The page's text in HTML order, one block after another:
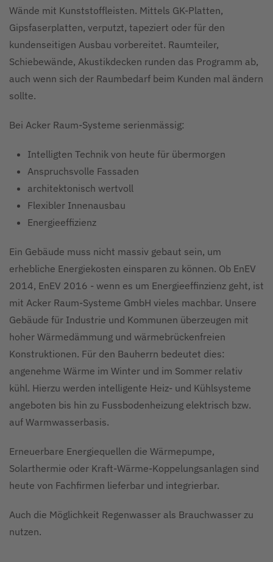
Wände mit Kunststoffleisten. Mittels GK-Platten,
Gipsfaserplatten, verputzt, tapeziert oder für den
kundenseitigen Ausbau vorbereitet. Raumteiler,
Schiebewände, Akustikdecken runden das Programm ab,
auch wenn sich der Raumbedarf beim Kunden mal ändern
sollte.
Bei Acker Raum-Systeme serienmässig:
Intelligten Technik von heute für übermorgen
Anspruchsvolle Fassaden
architektonisch wertvoll
Flexibler Innenausbau
Energieeffizienz
Ein Gebäude muss nicht massiv gebaut sein, um
erhebliche Energiekosten einsparen zu können. Ob EnEV
2014, EnEV 2016 - wenn es um Energieeffinzienz geht, ist
mit Acker Raum-Systeme GmbH vieles machbar. Unsere
Gebäude für Industrie und Kommunen überzeugen mit
hoher Wärmedämmung und wärmebrückenfreien
Konstruktionen. Für den Bauherrn bedeutet dies:
angenehme Wärme im Winter und im Sommer relativ
kühl. Hierzu werden intelligente Heiz- und Kühlsysteme
angeboten bis hin zu Fussbodenheizung elektrisch bzw.
auf Warmwasserbasis.
Erneuerbare Energiequellen die Wärmepumpe,
Solarthermie oder Kraft-Wärme-Koppelungsanlagen sind
heute von Fachfirmen lieferbar und integrierbar.
Auch die Möglichkeit Regenwasser als Brauchwasser zu
nutzen.